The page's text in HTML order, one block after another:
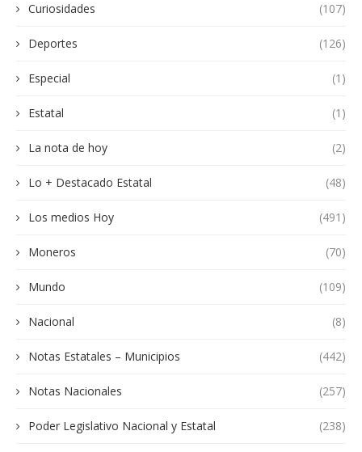
Curiosidades (107)
Deportes (126)
Especial (1)
Estatal (1)
La nota de hoy (2)
Lo + Destacado Estatal (48)
Los medios Hoy (491)
Moneros (70)
Mundo (109)
Nacional (8)
Notas Estatales – Municipios (442)
Notas Nacionales (257)
Poder Legislativo Nacional y Estatal (238)